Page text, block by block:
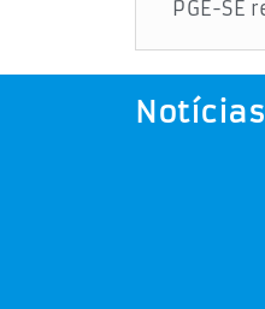
Notícias